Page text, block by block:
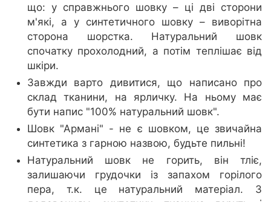
що: у справжнього шовку – ці дві сторони
м'які, а у синтетичного шовку – виворітна
сторона шорстка. Натуральний шовк
спочатку прохолодний, а потім теплішає від
шкіри.
Завжди варто дивитися, що написано про
склад тканини, на ярличку. На ньому має
бути напис "100% натуральний шовк".
Шовк "Армані" - не є шовком, це звичайна
синтетика з гарною назвою, будьте пильні!
Натуральний шовк не горить, він тліє,
залишаючи грудочки із запахом горілого
пера, т.к. це натуральний матеріал. З